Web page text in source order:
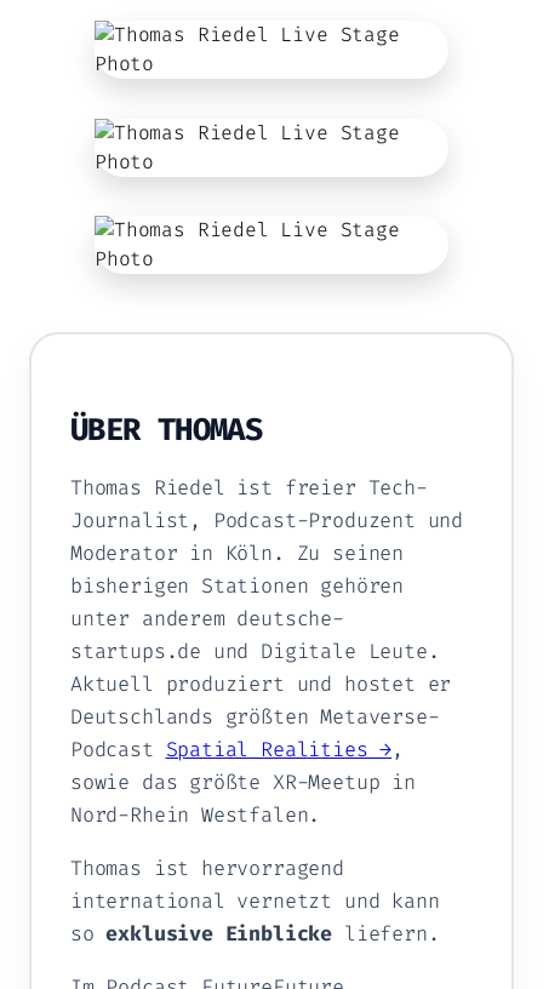
ÜBER THOMAS
Thomas Riedel ist freier Tech-
Journalist, Podcast-Produzent und
Moderator in Köln. Zu seinen
bisherigen Stationen gehören
unter anderem deutsche-
startups.de und Digitale Leute.
Aktuell produziert und hostet er
Deutschlands größten Metaverse-
Podcast Spatial Realities →,
sowie das größte XR-Meetup in
Nord-Rhein Westfalen.
Thomas ist hervorragend
international vernetzt und kann
soexklusive Einblicke liefern.